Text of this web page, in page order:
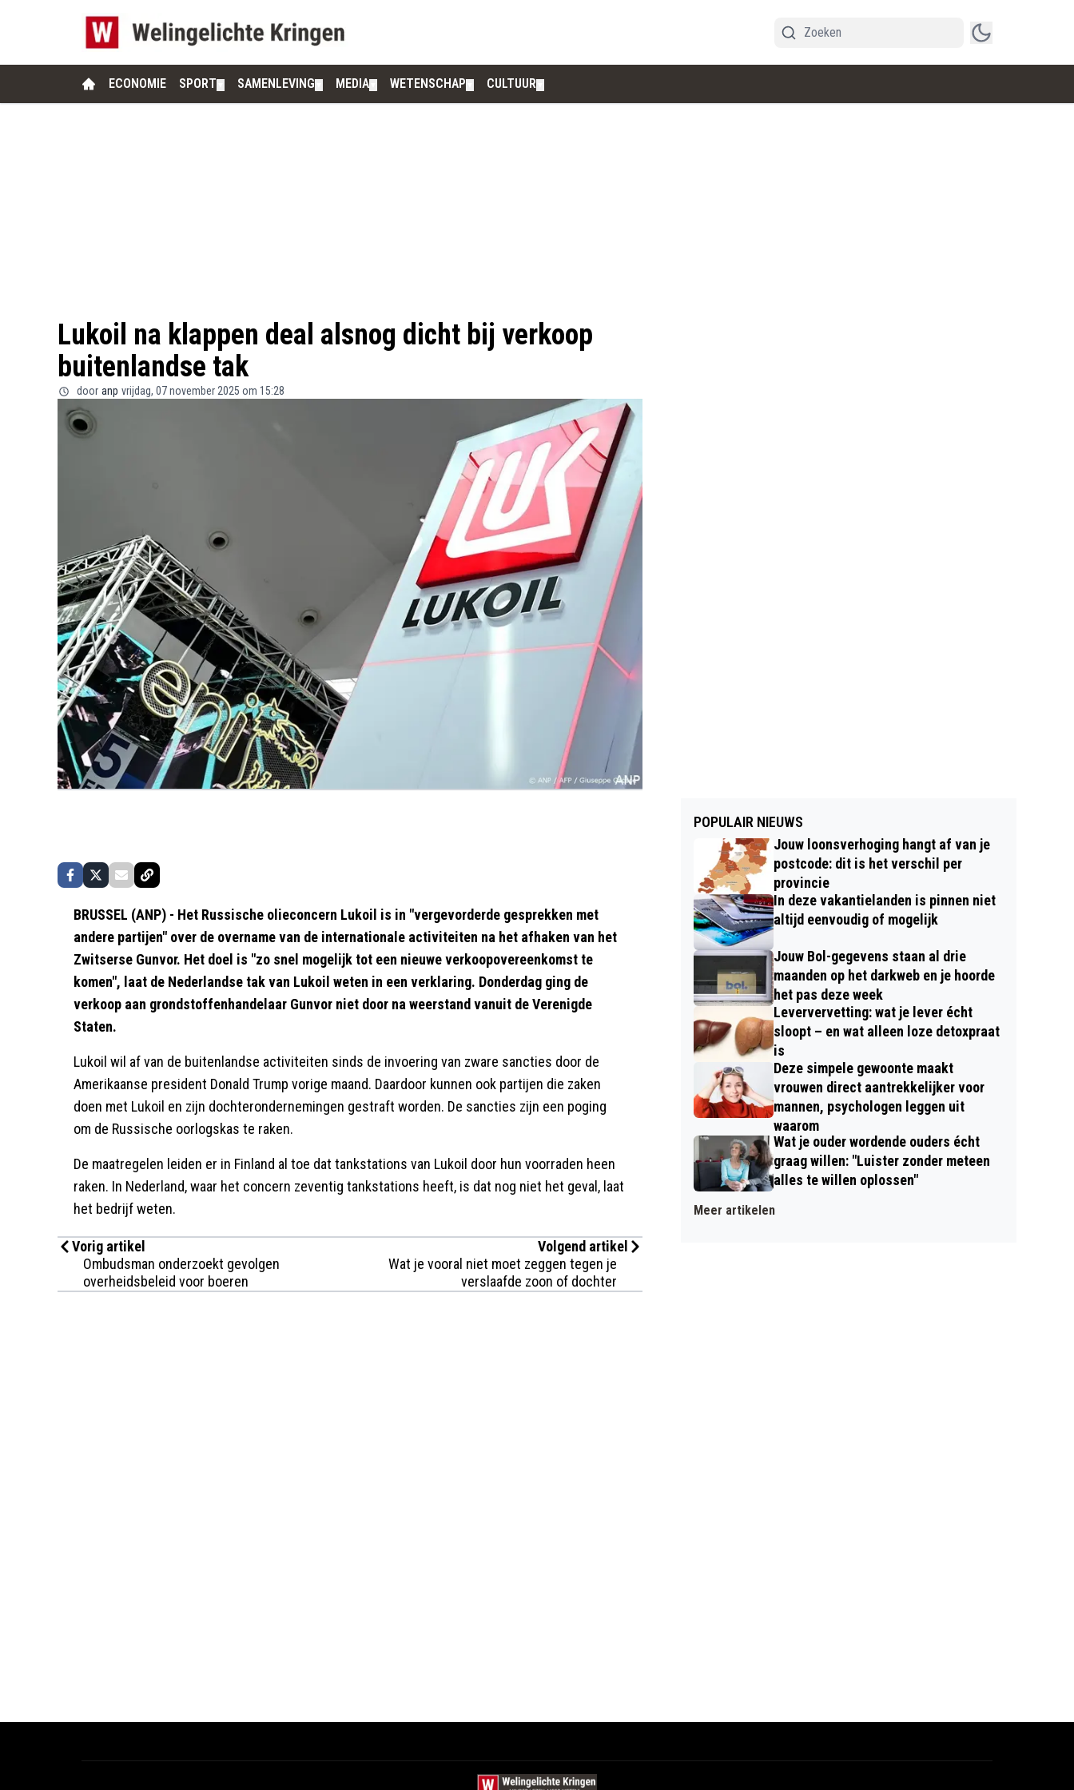
ECONOMIE SPORT SAMENLEVING MEDIA WETENSCHAP CULTUUR
Lukoil na klappen deal alsnog dicht bij verkoop
buitenlandse tak
door anp vrijdag, 07 november 2025 om 15:28
BRUSSEL (ANP) - Het Russische olieconcern Lukoil is in "vergevorderde gesprekken met
andere partijen" over de overname van de internationale activiteiten na het afhaken van het
Zwitserse Gunvor. Het doel is "zo snel mogelijk tot een nieuwe verkoopovereenkomst te
komen", laat de Nederlandse tak van Lukoil weten in een verklaring. Donderdag ging de
verkoop aan grondstoffenhandelaar Gunvor niet door na weerstand vanuit de Verenigde
Staten.
Lukoil wil af van de buitenlandse activiteiten sinds de invoering van zware sancties door de
Amerikaanse president Donald Trump vorige maand. Daardoor kunnen ook partijen die zaken
doen met Lukoil en zijn dochterondernemingen gestraft worden. De sancties zijn een poging
om de Russische oorlogskas te raken.
De maatregelen leiden er in Finland al toe dat tankstations van Lukoil door hun voorraden heen
raken. In Nederland, waar het concern zeventig tankstations heeft, is dat nog niet het geval, laat
het bedrijf weten.
Vorig artikel
Ombudsman onderzoekt gevolgen
overheidsbeleid voor boeren
Volgend artikel
Wat je vooral niet moet zeggen tegen je
verslaafde zoon of dochter
POPULAIR NIEUWS
Jouw loonsverhoging hangt af van je
postcode: dit is het verschil per
provincie
In deze vakantielanden is pinnen niet
altijd eenvoudig of mogelijk
Jouw Bol-gegevens staan al drie
maanden op het darkweb en je hoorde
het pas deze week
Leververvetting: wat je lever écht
sloopt – en wat alleen loze detoxpraat
is
Deze simpele gewoonte maakt
vrouwen direct aantrekkelijker voor
mannen, psychologen leggen uit
waarom
Wat je ouder wordende ouders écht
graag willen: "Luister zonder meteen
alles te willen oplossen"
Meer artikelen